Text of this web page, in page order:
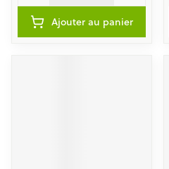
Ajouter au panier